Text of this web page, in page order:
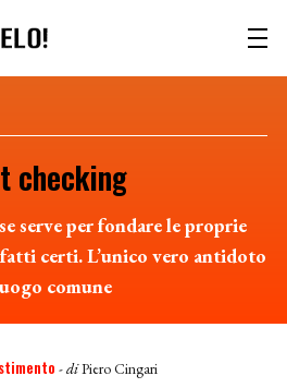
checking
serve per fondare le proprie
certi. L’unico vero antidoto
comune
- diPiero Cingari